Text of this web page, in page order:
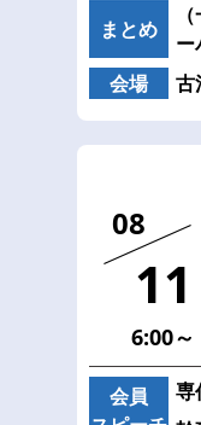
まとめ
会場
古
08
11
6:00～
会員